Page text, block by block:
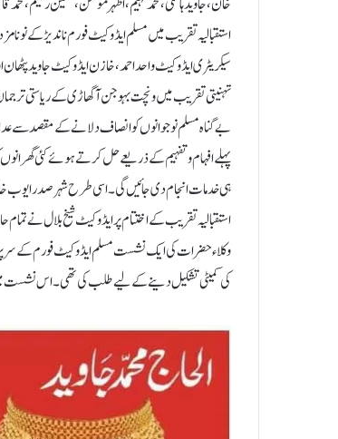
استقبالیہ تقریب میں مسلم ایڈوکیٹ فورم ناندیڑ کے
سیکریٹری ایڈوکیٹ واحد احمد ، خازن ایڈوکیٹ جاوید پٹھان
تہنیتی تقریب میں ونچت بہوجن آگھاڑی کے ریاستی
بے گناہ مسلم نوجوانوں کو انصاف دلانے کے مقصد سے
پہلے افہام و تفہیم کے ذریعے حل کرتے ہوئے کئی
ہی خدمات انجام دی جائیں گی۔اسی طرح شہر صدر ایوب
کی کمیٹی تشکیل دینے کے لیے طلب کی تھی۔ اس نشست